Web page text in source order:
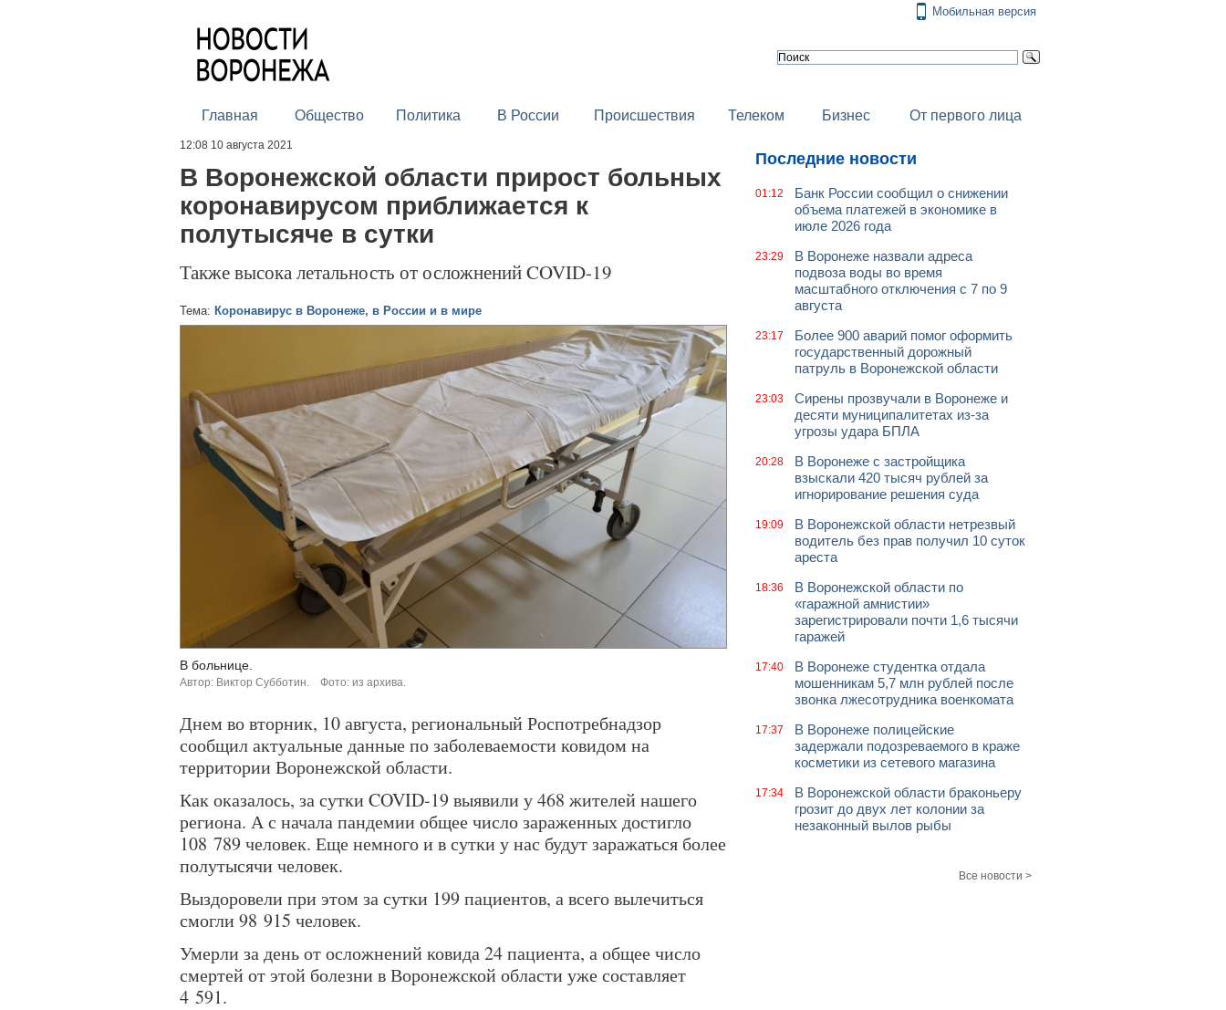
Мобильная версия
Главная Общество Политика В России Происшествия Телеком Бизнес От первого лица
12:08 10 августа 2021
В Воронежской области прирост больных
коронавирусом приближается к
полутысяче в сутки
Также высока летальность от осложнений COVID-19
Тема: Коронавирус в Воронеже, в России и в мире
В больнице.
Автор: Виктор Субботин. Фото: из архива.
Днем во вторник, 10 августа, региональный Роспотребнадзор
сообщил актуальные данные по заболеваемости ковидом на
территории Воронежской области.
Как оказалось, за сутки COVID-19 выявили у 468 жителей нашего
региона. А с начала пандемии общее число зараженных достигло
108 789 человек. Еще немного и в сутки у нас будут заражаться более
полутысячи человек.
Выздоровели при этом за сутки 199 пациентов, а всего вылечиться
смогли 98 915 человек.
Умерли за день от осложнений ковида 24 пациента, а общее число
смертей от этой болезни в Воронежской области уже составляет
4 591.
Последние новости
01:12
Банк России сообщил о снижении
объема платежей в экономике в
июле 2026 года
23:29
В Воронеже назвали адреса
подвоза воды во время
масштабного отключения с 7 по 9
августа
23:17
Более 900 аварий помог оформить
государственный дорожный
патруль в Воронежской области
23:03
Сирены прозвучали в Воронеже и
десяти муниципалитетах из-за
угрозы удара БПЛА
20:28
В Воронеже с застройщика
взыскали 420 тысяч рублей за
игнорирование решения суда
19:09
В Воронежской области нетрезвый
водитель без прав получил 10 суток
ареста
18:36
В Воронежской области по
«гаражной амнистии»
зарегистрировали почти 1,6 тысячи
гаражей
17:40
В Воронеже студентка отдала
мошенникам 5,7 млн рублей после
звонка лжесотрудника военкомата
17:37
В Воронеже полицейские
задержали подозреваемого в краже
косметики из сетевого магазина
17:34
В Воронежской области браконьеру
грозит до двух лет колонии за
незаконный вылов рыбы
Все новости >